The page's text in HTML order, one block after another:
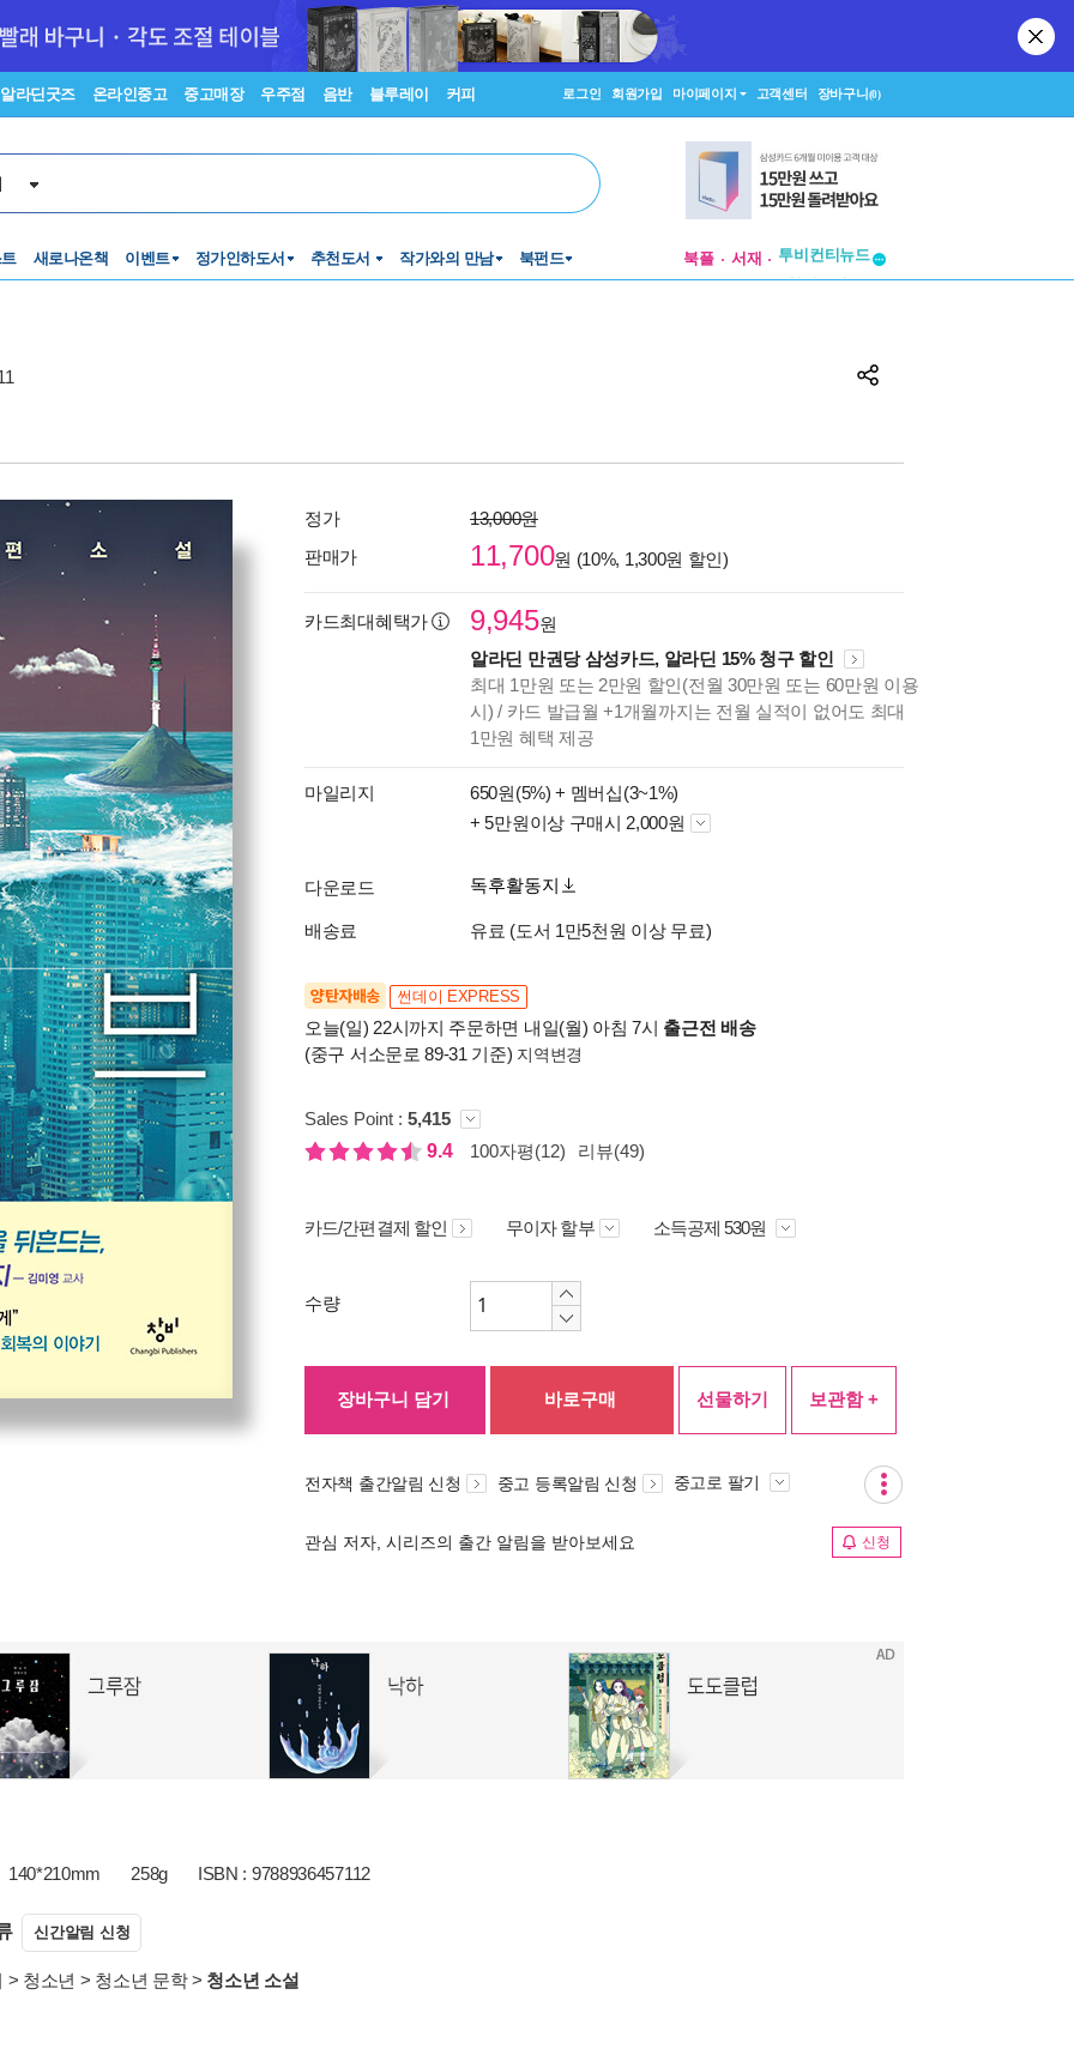
알라딘굿즈 온라인중고 중고매장 우주점 음반 블루레이 커피 로그인 회원가입 마이페이지 고객센터 장바구니(0)
새로나온책 이벤트 정가인하도서 추천도서 작가와의 만남 북펀드 북플 서재
창작플랫폼
정가
13,000원
판매가
11,700원 (10%, 1,300원 할인)
카드최대혜택가 9,945원
알라딘 만권당 삼성카드, 알라딘 15% 청구 할인
최대 1만원 또는 2만원 할인(전월 30만원 또는 60만원 이용
시) / 카드 발급월 +1개월까지는 전월 실적이 없어도 최대
1만원 혜택 제공
마일리지 650원(5%) + 멤버십(3~1%)
+ 5만원이상 구매시 2,000원
다운로드 독후활동지
배송료 유료 (도서 1만5천원 이상 무료)
양탄자배송 썬데이 EXPRESS
오늘(일) 22시까지 주문하면 내일(월) 아침 7시 출근전 배송
(중구 서소문로 89-31 기준) 지역변경
Sales Point : 5,415
9.4
100자평(12) 리뷰(49)
카드/간편결제 할인 무이자 할부 소득공제 530원
수량
장바구니 담기 바로구매 선물하기 보관함 +
전자책 출간알림 신청 중고 등록알림 신청 중고로 팔기
관심 저자, 시리즈의 출간 알림을 받아보세요 신청
140*210mm 258g ISBN : 9788936457112
신간알림 신청
> 청소년 > 청소년 문학> 청소년 소설